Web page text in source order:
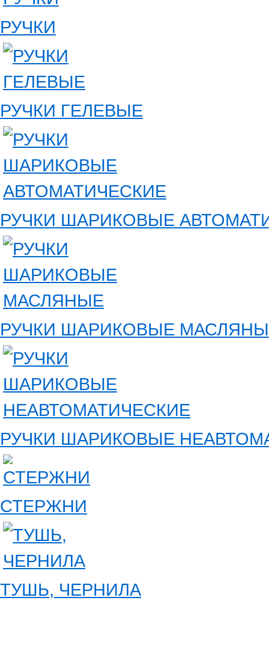
РУЧКИ
РУЧКИ ГЕЛЕВЫЕ
РУЧКИ ШАРИКОВЫЕ
РУЧКИ ШАРИКОВЫЕ
РУЧКИ ШАРИКОВЫЕ
СТЕРЖНИ
ТУШЬ, ЧЕРНИЛА